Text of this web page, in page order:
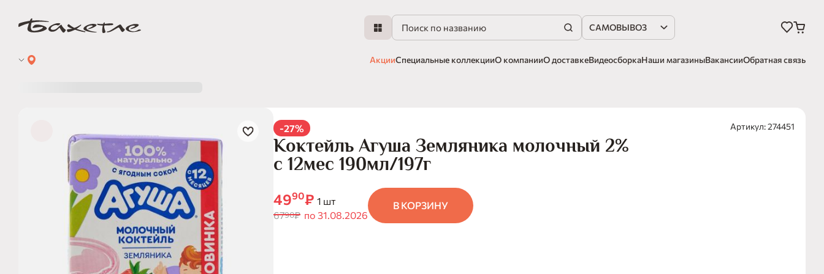
САМОВЫВОЗ
АкцииСпециальные коллекцииО компанииО доставкеВидеосборкаНаши магазиныВакансииОбратная связь
-27%
Коктейль Агуша Земляника молочный 2%
с 12мес 190мл/197г
4990₽ 1 шт
6790₽ по 31.08.2026
В КОРЗИНУ
Артикул: 274451